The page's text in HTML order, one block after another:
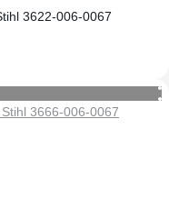
3622-006-0067